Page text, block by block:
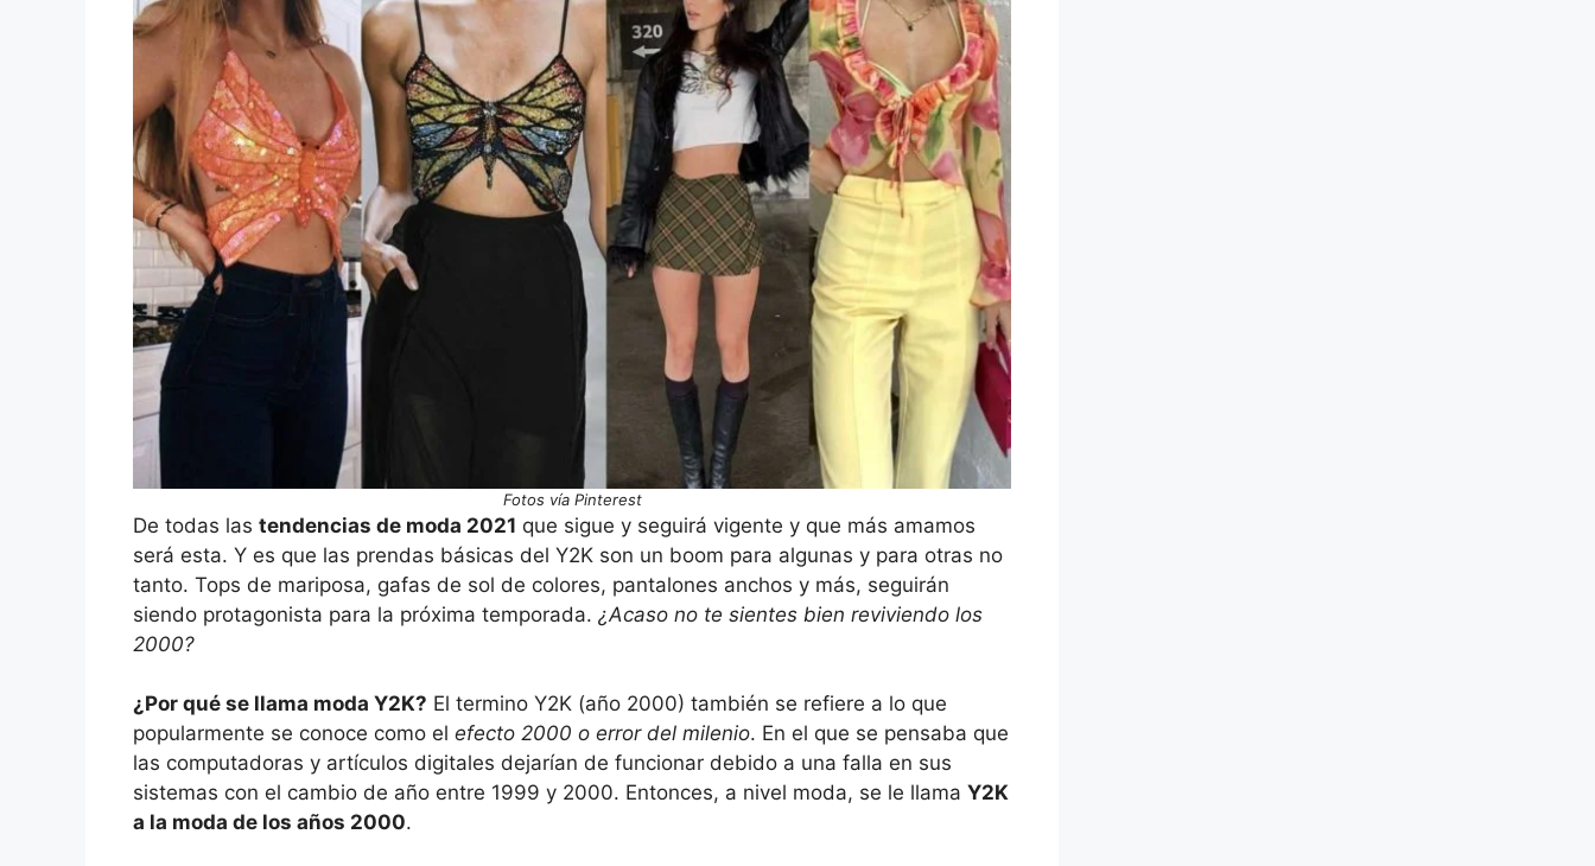
Fotos vía Pinterest
De todas las tendencias de moda 2021 que sigue y seguirá vigente y que más amamos
será esta. Y es que las prendas básicas del Y2K son un boom para algunas y para otras no
tanto. Tops de mariposa, gafas de sol de colores, pantalones anchos y más, seguirán
siendo protagonista para la próxima temporada. ¿Acaso no te sientes bien reviviendo los
2000?
¿Por qué se llama moda Y2K? El termino Y2K (año 2000) también se refiere a lo que
popularmente se conoce como el efecto 2000 o error del milenio. En el que se pensaba que
las computadoras y artículos digitales dejarían de funcionar debido a una falla en sus
sistemas con el cambio de año entre 1999 y 2000. Entonces, a nivel moda, se le llama Y2K
a la moda de los años 2000.